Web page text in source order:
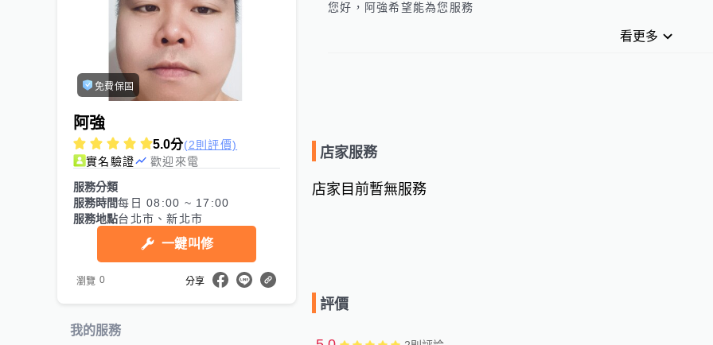
免費保固
阿強
5.0分(2則評價)
實名驗證
歡迎來電
服務分類
服務時間每日 08:00 ~ 17:00
服務地點台北市、新北市
一鍵叫修
瀏覽 0 分享
我的服務
您好，阿強希望能為您服務
看更多
店家服務
店家目前暫無服務
評價